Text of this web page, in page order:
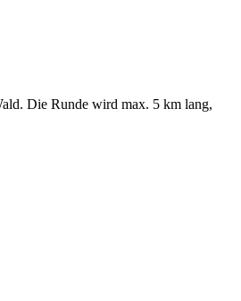
Die Runde wird max. 5 km lang,